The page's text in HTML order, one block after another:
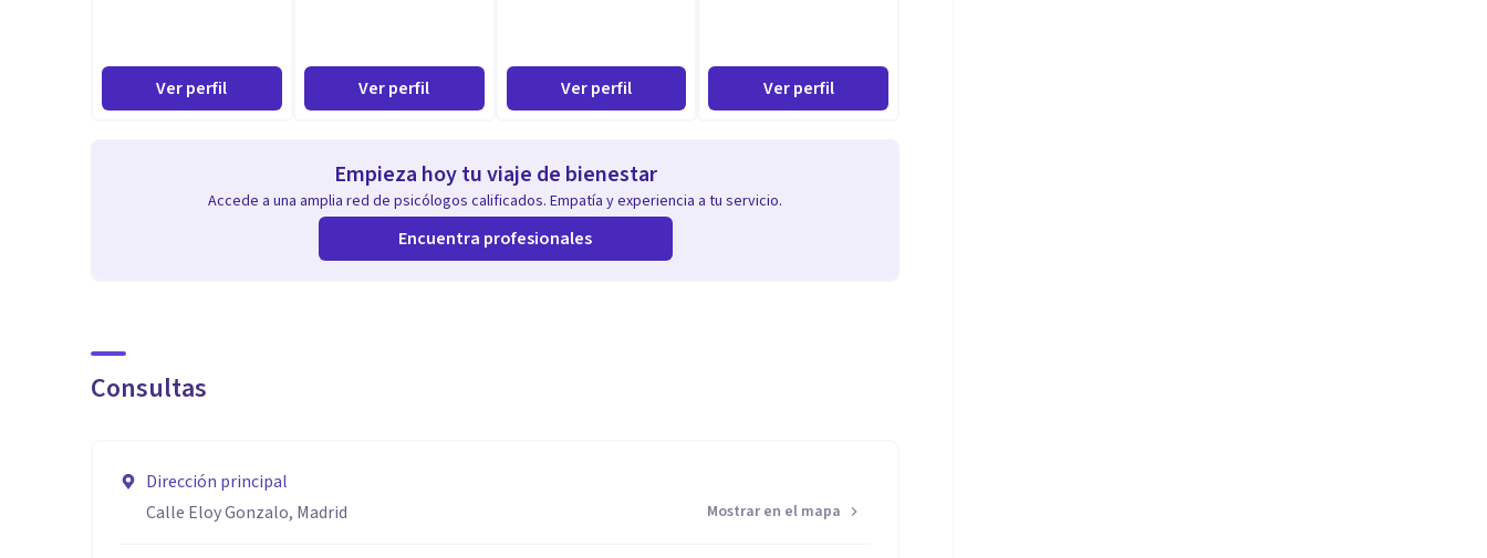
Ver perfil Ver perfil Ver perfil Ver perfil
Empieza hoy tu viaje de bienestar
Accede a una amplia red de psicólogos calificados. Empatía y experiencia a tu servicio.
Encuentra profesionales
Consultas
Dirección principal
Calle Eloy Gonzalo, Madrid
Mostrar en el mapa